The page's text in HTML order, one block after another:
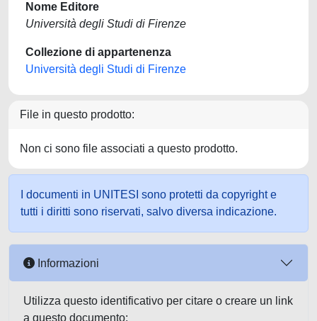
Nome Editore
Università degli Studi di Firenze
Collezione di appartenenza
Università degli Studi di Firenze
File in questo prodotto:
Non ci sono file associati a questo prodotto.
I documenti in UNITESI sono protetti da copyright e
tutti i diritti sono riservati, salvo diversa indicazione.
Informazioni
Utilizza questo identificativo per citare o creare un link
a questo documento: